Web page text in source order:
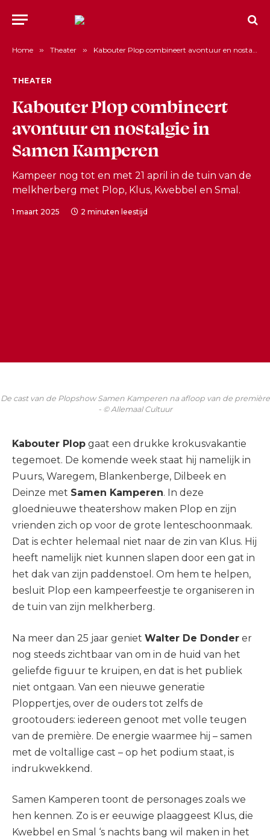
Home » Theater » Kabouter Plop combineert avontuur en nostalgie in Samen Kamperen
THEATER
Kabouter Plop combineert
avontuur en nostalgie in
Samen Kamperen
Kampeer nog tot en met 21 april in de tuin van de
melkherberg met Plop, Klus, Kwebbel en Smal.
1 maart 2025 2 minuten leestijd
De cast van de Plopshow Samen Kamperen na afloop van de première
- © Allemaal Cultuur
Kabouter Plop gaat een drukke krokusvakantie
tegemoet. De komende week staat hij namelijk in
Puurs, Waregem, Blankenberge, Dilbeek en
Deinze met Samen Kamperen. In deze
gloednieuwe theatershow maken Plop en zijn
vrienden zich op voor de grote lenteschoonmaak.
Dat is echter helemaal niet naar de zin van Klus. Hij
heeft namelijk niet kunnen slapen door een gat in
het dak van zijn paddenstoel. Om hem te helpen,
besluit Plop een kampeerfeestje te organiseren in
de tuin van zijn melkherberg.
Na meer dan 25 jaar geniet Walter De Donder er
nog steeds zichtbaar van om in de huid van het
geliefde figuur te kruipen, en dat is het publiek
niet ontgaan. Van een nieuwe generatie
Ploppertjes, over de ouders tot zelfs de
grootouders: iedereen genoot met volle teugen
van de première. De energie waarmee hij – samen
met de voltallige cast – op het podium staat, is
indrukwekkend.
Samen Kamperen toont de personages zoals we
hen kennen. Zo is er eeuwige plaaggeest Klus, die
Kwebbel en Smal ‘s nachts bang wil maken in het